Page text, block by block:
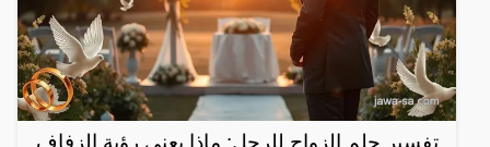
تفسير حلم الزواج للرجل: ماذا يعني رؤية الزفاف